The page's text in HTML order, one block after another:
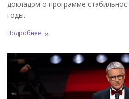
докладом о программе
годы.
Подробнее